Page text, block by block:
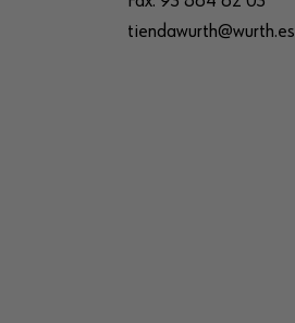
tiendawurth@wurth.es